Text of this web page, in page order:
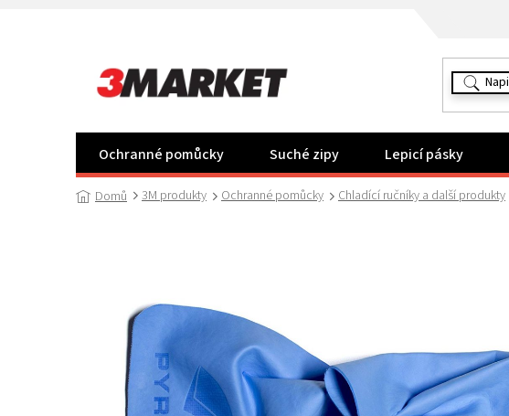
Ochranné pomůcky Suché zipy Lepicí pásky
Domů 3M produkty Ochranné pomůcky Chladící ručníky a další produkty